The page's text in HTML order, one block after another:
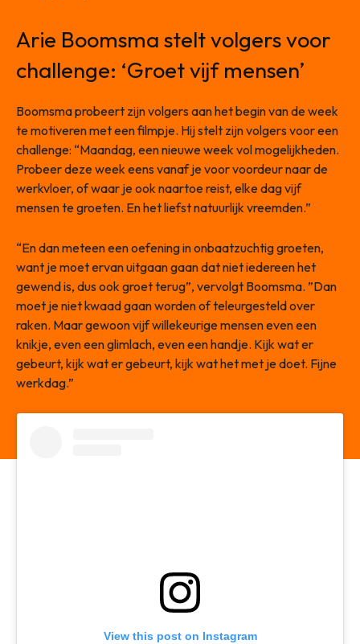
Arie Boomsma stelt volgers voor
challenge: ‘Groet vijf mensen’
Boomsma probeert zijn volgers aan het begin van de week
te motiveren met een filmpje. Hij stelt zijn volgers voor een
challenge: “Maandag, een nieuwe week vol mogelijkheden.
Probeer deze week eens vanaf je voor voordeur naar de
werkvloer, of waar je ook naartoe reist, elke dag vijf
mensen te groeten. En het liefst natuurlijk vreemden.”
“En dan meteen een oefening in onbaatzuchtig groeten,
want je moet ervan uitgaan gaan dat niet iedereen het
gewend is, dus ook groet terug”, vervolgt Boomsma. ”Dan
moet je niet kwaad gaan worden of teleurgesteld over
raken. Maar gewoon vijf willekeurige mensen even een
knikje, even een glimlach, even een handje. Kijk wat er
gebeurt, kijk wat er gebeurt, kijk wat het met je doet. Fijne
werkdag.”
View this post on Instagram